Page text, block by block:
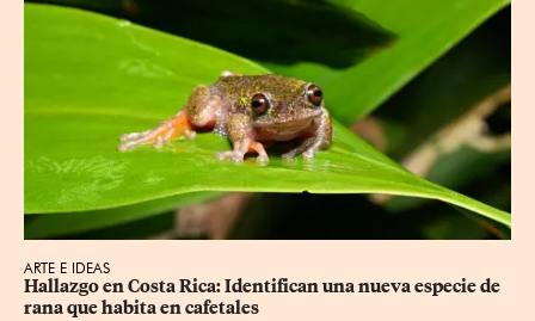
ARTE E IDEAS
Hallazgo en Costa Rica: Identifican una nueva especie de
rana que habita en cafetales